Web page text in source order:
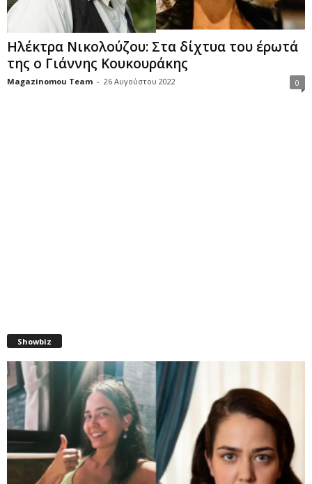
Ηλέκτρα Νικολούζου: Στα δίχτυα του έρωτά
της ο Γιάννης Κουκουράκης
Magazinomou Team - 26 Αυγούστου 2022 0
Showbiz